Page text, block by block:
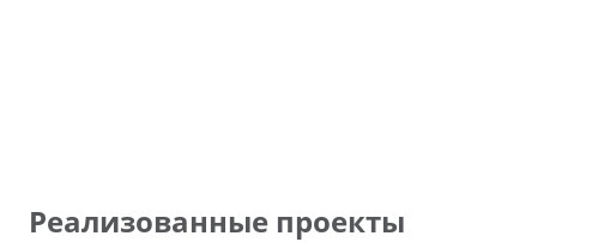
Реализованные проекты